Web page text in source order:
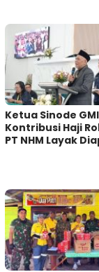
Ketua Sinode
Kontribusi Haji
PT NHM Layak